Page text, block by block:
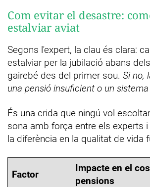
Com evitar el desastre:
estalviar aviat
Segons l'expert, la clau és clara:
estalviar per la jubilació abans
gairebé des del primer sou. Si no,
una pensió insuficient o un sistema
És una crida que ningú vol
sona amb força entre els experts
la diferència en la qualitat de vida
Factor
Impacte en el
pensions